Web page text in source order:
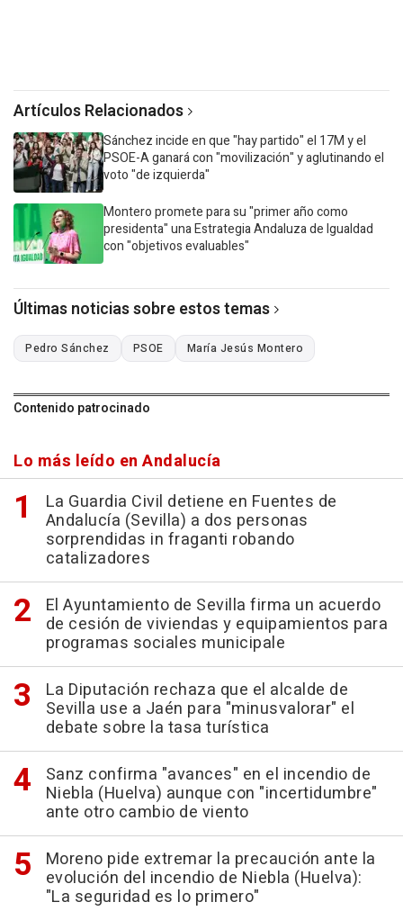
Artículos Relacionados
Sánchez incide en que "hay partido" el 17M y el
PSOE-A ganará con "movilización" y aglutinando el
voto "de izquierda"
Montero promete para su "primer año como
presidenta" una Estrategia Andaluza de Igualdad
con "objetivos evaluables"
Últimas noticias sobre estos temas
Pedro Sánchez PSOE María Jesús Montero
Contenido patrocinado
Lo más leído en Andalucía
La Guardia Civil detiene en Fuentes de
Andalucía (Sevilla) a dos personas
sorprendidas in fraganti robando
catalizadores
El Ayuntamiento de Sevilla firma un acuerdo
de cesión de viviendas y equipamientos para
programas sociales municipale
La Diputación rechaza que el alcalde de
Sevilla use a Jaén para "minusvalorar" el
debate sobre la tasa turística
Sanz confirma "avances" en el incendio de
Niebla (Huelva) aunque con "incertidumbre"
ante otro cambio de viento
Moreno pide extremar la precaución ante la
evolución del incendio de Niebla (Huelva):
"La seguridad es lo primero"